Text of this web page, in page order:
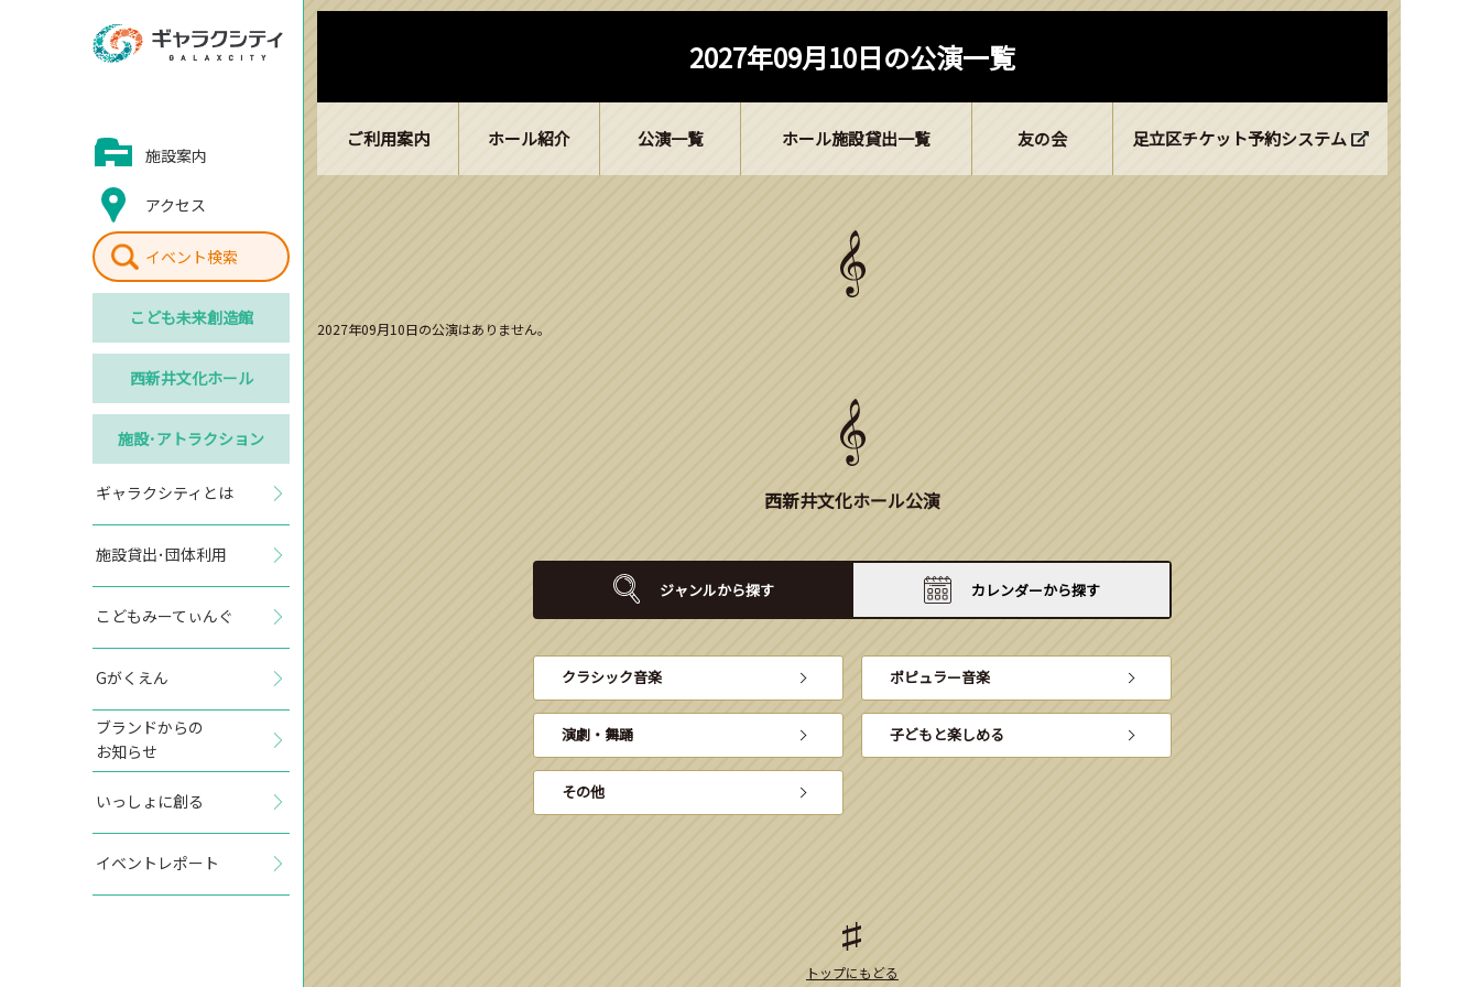
施設案内
アクセス
イベント検索
こども未来創造館
西新井文化ホール
施設･アトラクション
ギャラクシティとは
施設貸出･団体利用
こどもみーてぃんぐ
Gがくえん
ブランドからの
お知らせ
いっしょに創る
イベントレポート
2027年09月10日の公演一覧
ご利用案内 ホール紹介 公演一覧 ホール施設貸出一覧 友の会 足立区チケット予約システム
2027年09月10日の公演はありません。
西新井文化ホール公演
ジャンルから探す カレンダーから探す
クラシック音楽 ポピュラー音楽
演劇・舞踊 子どもと楽しめる
その他
トップにもどる